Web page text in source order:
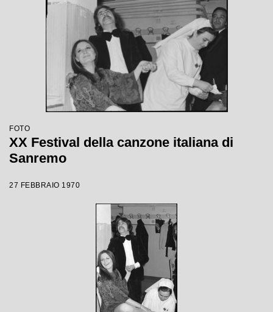
FOTO
XX Festival della canzone italiana di
Sanremo
27 FEBBRAIO 1970